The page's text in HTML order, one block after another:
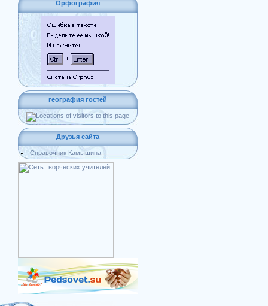
Орфография
география гостей
Друзья сайта
Справочник Камышина